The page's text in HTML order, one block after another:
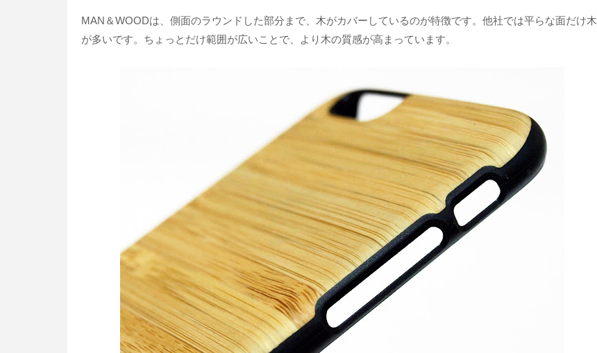
MAN＆WOODは、側面のラウンドした部分まで、木がカバーしているのが特徴です。他社では平らな面だけ木
が多いです。ちょっとだけ範囲が広いことで、より木の質感が高まっています。